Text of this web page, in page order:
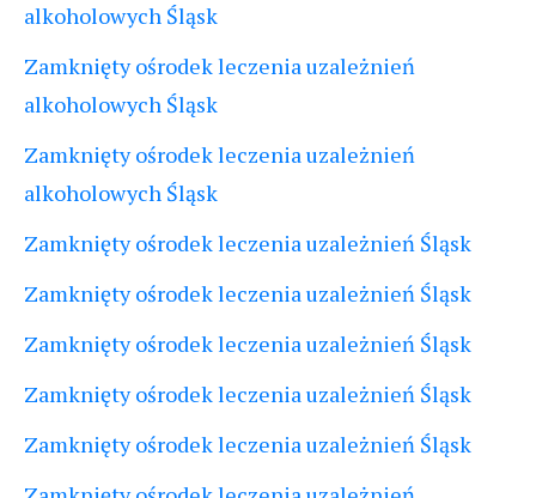
alkoholowych Śląsk
Zamknięty ośrodek leczenia uzależnień
alkoholowych Śląsk
Zamknięty ośrodek leczenia uzależnień
alkoholowych Śląsk
Zamknięty ośrodek leczenia uzależnień Śląsk
Zamknięty ośrodek leczenia uzależnień Śląsk
Zamknięty ośrodek leczenia uzależnień Śląsk
Zamknięty ośrodek leczenia uzależnień Śląsk
Zamknięty ośrodek leczenia uzależnień Śląsk